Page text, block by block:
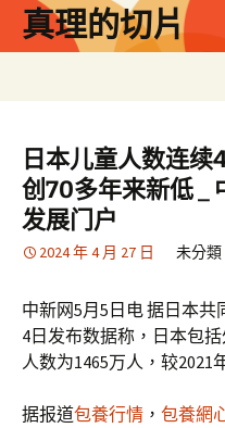
真理的切片
日本儿童人数连续
创70多年来新低 _
发展门户
2024 年 4 月 27 日 未分類
中新网5月5日电 据日本
4日发布数据称，日本包
人数为1465万人，较2021
据报道包養行情 ， 包養網